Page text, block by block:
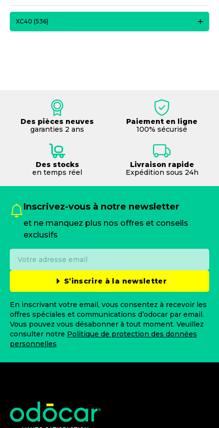
XC40 (536)
Des pièces neuves
garanties 2 ans
Paiement en ligne
100% sécurisé
Des stocks
en temps réel
Livraison rapide
Expédition sous 24h
Inscrivez-vous à notre newsletter
et ne manquez plus nos offres et conseils
exclusifs
S’inscrire à la newsletter
En inscrivant votre email, vous consentez à recevoir les
offres spéciales et communications d’odocar par email.
Vous pouvez vous désabonner à tout moment. Veuillez
consulter notre Politique de protection des données
personnelles